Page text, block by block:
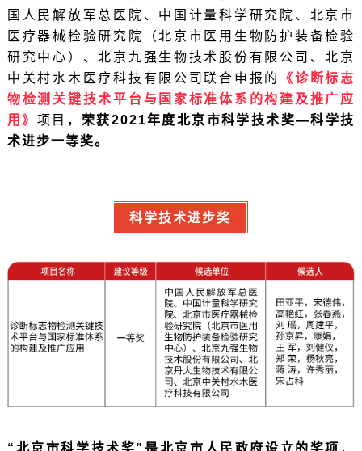
国人民解放军总医院、中国计量科学研究院、北京市
医疗器械检验研究院（北京市医用生物防护装备检验
研究中心）、北京九强生物技术股份有限公司、北京
中关村水木医疗科技有限公司联合申报的
《诊断标志
物检测关键技术平台与国家标准体系的构建及推广应
用》 项目， 荣获2021年度北京市科学技术奖—科学技
术进步一等奖。
科学技术进步奖